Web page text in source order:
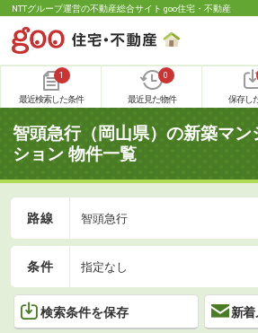
NTTグループ運営の不動産総合サイト goo住宅・不動産
1
最近検索した条件
0
最近見た物件 保存し
智頭急行（岡山県）の新築マン
ション 物件一覧
路線 智頭急行
条件 指定なし
検索条件を保存 新着